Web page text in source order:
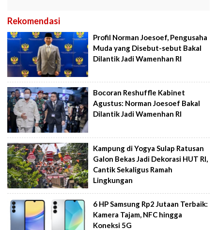
Rekomendasi
Profil Norman Joesoef, Pengusaha
Muda yang Disebut-sebut Bakal
Dilantik Jadi Wamenhan RI
Bocoran Reshuffle Kabinet
Agustus: Norman Joesoef Bakal
Dilantik Jadi Wamenhan RI
Kampung di Yogya Sulap Ratusan
Galon Bekas Jadi Dekorasi HUT RI,
Cantik Sekaligus Ramah
Lingkungan
6 HP Samsung Rp2 Jutaan Terbaik:
Kamera Tajam, NFC hingga
Koneksi 5G